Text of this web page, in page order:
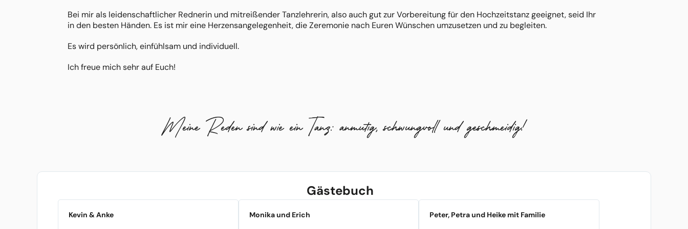
Bei mir als leidenschaftlicher Rednerin und mitreißender Tanzlehrerin, also auch gut zur Vorbereitung für den Hochzeitstanz geeignet, seid Ihr
in den besten Händen. Es ist mir eine Herzensangelegenheit, die Zeremonie nach Euren Wünschen umzusetzen und zu begleiten.
Es wird persönlich, einfühlsam und individuell.
Ich freue mich sehr auf Euch!
Meine Reden sind wie ein Tanz: anmutig, schwungvoll und geschmeidig!
Gästebuch
Kevin & Anke Monika und Erich Peter, Petra und Heike mit Familie